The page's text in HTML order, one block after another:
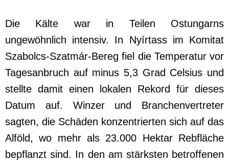
Die Kälte war in Teilen Ostungarns
ungewöhnlich intensiv. In Nyírtass im Komitat
Szabolcs-Szatmár-Bereg fiel die Temperatur vor
Tagesanbruch auf minus 5,3 Grad Celsius und
stellte damit einen lokalen Rekord für dieses
Datum auf. Winzer und Branchenvertreter
sagten, die Schäden konzentrierten sich auf das
Alföld, wo mehr als 23.000 Hektar Rebfläche
bepflanzt sind. In den am stärksten betroffenen